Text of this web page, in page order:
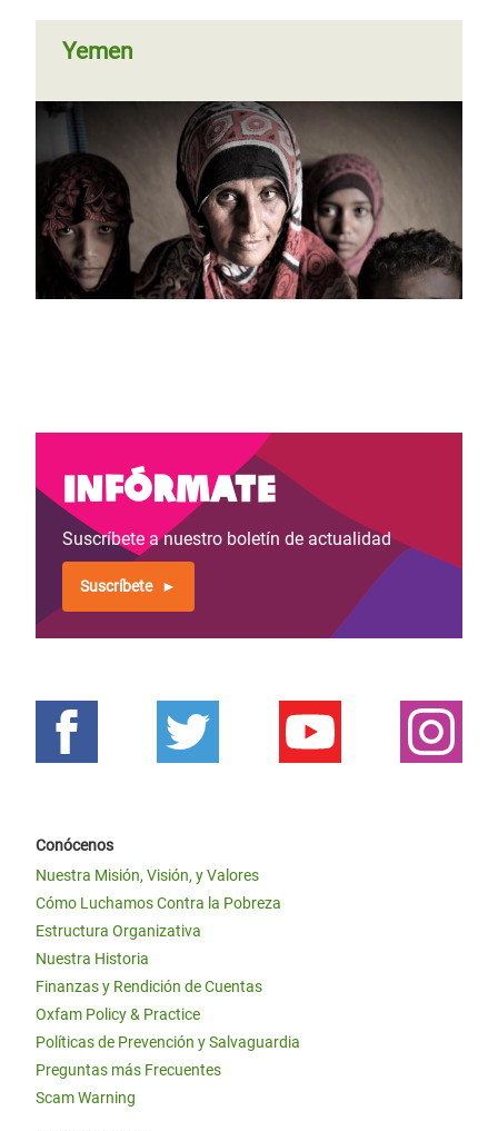
Yemen
Infórmate
Suscríbete a nuestro boletín de actualidad
Suscríbete
Conócenos
Nuestra Misión, Visión, y Valores
Cómo Luchamos Contra la Pobreza
Estructura Organizativa
Nuestra Historia
Finanzas y Rendición de Cuentas
Oxfam Policy & Practice
Políticas de Prevención y Salvaguardia
Preguntas más Frecuentes
Scam Warning